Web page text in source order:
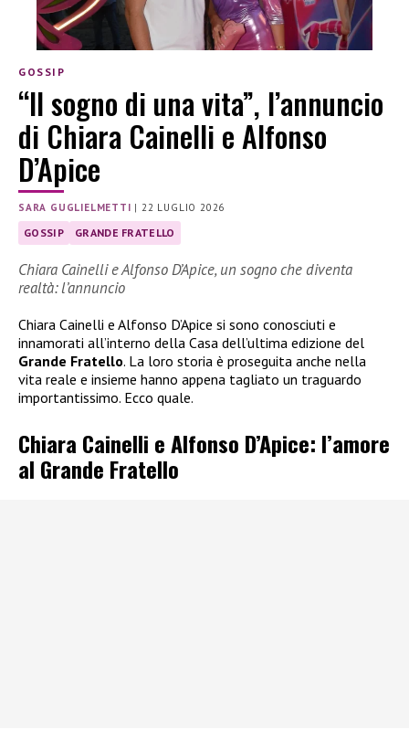
GOSSIP
“Il sogno di una vita”, l’annuncio
di Chiara Cainelli e Alfonso
D’Apice
SARA GUGLIELMETTI |22 LUGLIO 2026
GOSSIP GRANDE FRATELLO
Chiara Cainelli e Alfonso D’Apice, un sogno che diventa
realtà: l’annuncio
Chiara Cainelli e Alfonso D’Apice si sono conosciuti e
innamorati all’interno della Casa dell’ultima edizione del
Grande Fratello. La loro storia è proseguita anche nella
vita reale e insieme hanno appena tagliato un traguardo
importantissimo. Ecco quale.
Chiara Cainelli e Alfonso D’Apice: l’amore
al Grande Fratello